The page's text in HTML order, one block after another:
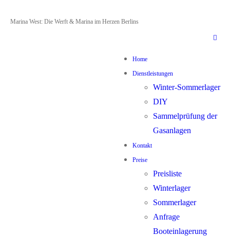
Zum
Menü
Schließen
Marina West: Die Werft & Marina im Herzen Berlins
Home
Dienstleistungen
Winter-Sommerlager
DIY
Sammelprüfung der
Gasanlagen
Kontakt
Preise
Preisliste
Winterlager
Sommerlager
Anfrage
Booteinlagerung